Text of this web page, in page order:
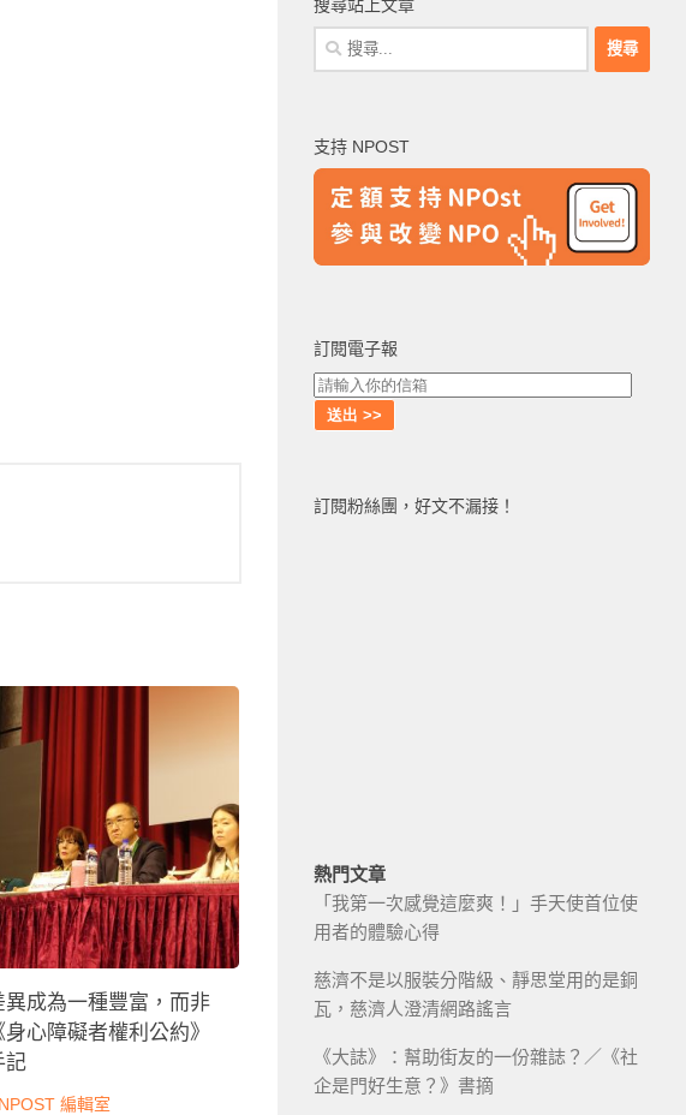
成為一種豐富，而非
心障礙者權利公約》
記
NPOST 編輯室
搜尋站上文章
搜
尋
字:
支持 NPOST
訂閱電子報
訂閱粉絲團，好文不漏接！
熱門文章
「我第一次感覺這麼爽！」手天使首位使
用者的體驗心得
慈濟不是以服裝分階級、靜思堂用的是銅
瓦，慈濟人澄清網路謠言
《大誌》：幫助街友的一份雜誌？／《社
企是門好生意？》書摘